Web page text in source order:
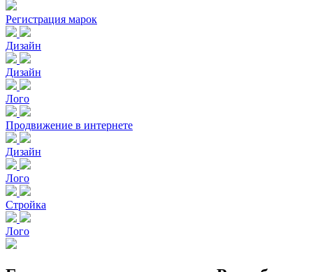
Регистрация марок
Дизайн
Дизайн
Лого
Продвижение в интернете
Дизайн
Лого
Стройка
Лого